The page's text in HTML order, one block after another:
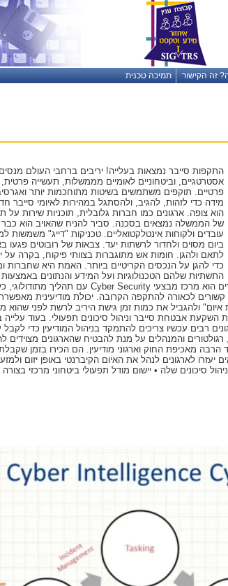
זה הקישור תמיכה טכנית
התקפות סייבר נמצאות בעלייה! יריבים ברחבי העולם מנסים
אסטרטגיים, וביטחוניים לאומיים מממשלות, תעשייה
פרטיים. תוקפים משתמשים בשיטות מתוחכמות יותר
מידה כדי לזהות, להגיב, ולהסתגל במהירות לאיומי סייבר
הוא צופה. ארגונים כמו חברות גלובלית, תוכניות שירות על
של הממשלה נמצאים בסכנה. סביר להניח שהאויב הוא כבר
עובדים ולקוחות אינטלקטואליים. טכניקות "דייג"
ביום מסוים ולחדור לרשתות יעד. צבאות של רובוטים פגעו
לתאם ולהגן. חומות אש מתוגברות בצוותי פיקוח, בקרה על
כדי להגן על הנכסים הקריטיים ביותר. האמת היא שחברות
התשתיות שלהם הטכנולוגיות ועל המידע והנתונים
לכאורה להתקפה הקרובה. יכולת מודיעינית מאפשרת
ולהגביל את כמות זמן גישת היריב לרשת לפני שהוא
השקעת אבטחת סייבר וניהול סיכונים תפעולי. בעוד
רבים עכשיו צריכים להתמקד בניהול המודיעין כדי לקבל
רגולטורים והמנהלים על מנת להבטיח שהארגונים
מאכיפת החוק וארגוני מודיעין. הם הכירו בזמן
לארגונים לנהל את האיום הקיברנטי באופן יזום